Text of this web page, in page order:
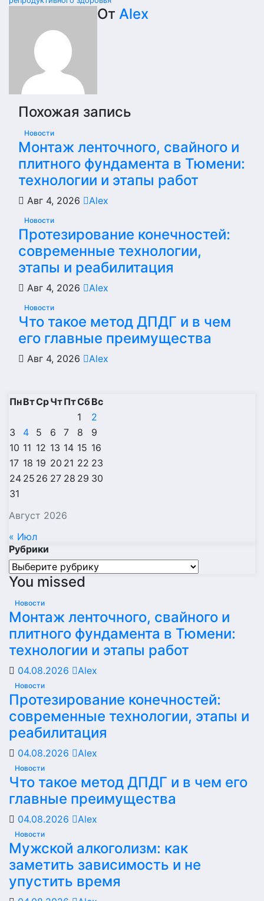
От Alex
Похожая запись
Новости
Монтаж ленточного, свайного и
плитного фундамента в Тюмени:
технологии и этапы работ
Авг 4, 2026 Alex
Новости
Протезирование конечностей:
современные технологии,
этапы и реабилитация
Авг 4, 2026 Alex
Новости
Что такое метод ДПДГ и в чем
его главные преимущества
Авг 4, 2026 Alex
Август 2026
ПнВтСрЧтПтСбВс
1
2
3
4 5 6 7 8
9
10 11 12 13 14 15 16
17 18 19 20 21 22 23
24 25 26 27 28 29 30
31
« Июл
Рубрики
Рубрики
You missed
Новости
Монтаж ленточного, свайного и
плитного фундамента в Тюмени:
технологии и этапы работ
04.08.2026 Alex
Новости
Протезирование конечностей:
современные технологии, этапы и
реабилитация
04.08.2026 Alex
Новости
Что такое метод ДПДГ и в чем его
главные преимущества
04.08.2026 Alex
Новости
Мужской алкоголизм: как
заметить зависимость и не
упустить время